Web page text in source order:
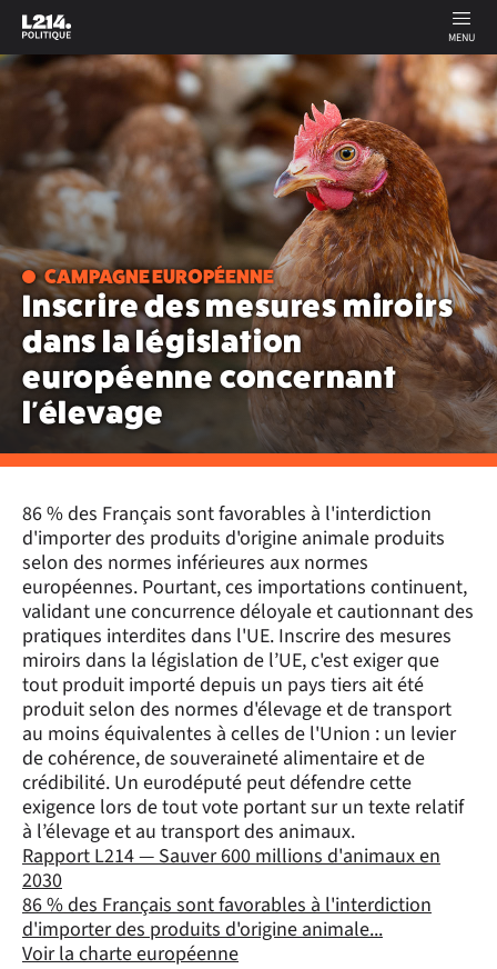
MENU
CAMPAGNE EUROPÉENNE
Inscrire des mesures miroirs
dans la législation
européenne concernant
l'élevage
86 % des Français sont favorables à l'interdiction
d'importer des produits d'origine animale produits
selon des normes inférieures aux normes
européennes. Pourtant, ces importations continuent,
validant une concurrence déloyale et cautionnant des
pratiques interdites dans l'UE. Inscrire des mesures
miroirs dans la législation de l’UE, c'est exiger que
tout produit importé depuis un pays tiers ait été
produit selon des normes d'élevage et de transport
au moins équivalentes à celles de l'Union : un levier
de cohérence, de souveraineté alimentaire et de
crédibilité. Un eurodéputé peut défendre cette
exigence lors de tout vote portant sur un texte relatif
à l’élevage et au transport des animaux.
Rapport L214 — Sauver 600 millions d'animaux en
2030
86 % des Français sont favorables à l'interdiction
d'importer des produits d'origine animale...
Voir la charte européenne